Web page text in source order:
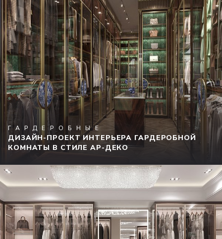
ГАРДЕРОБНЫЕ
ДИЗАЙН-ПРОЕКТ ИНТЕРЬЕРА ГАРДЕРОБНОЙ
КОМНАТЫ В СТИЛЕ АР-ДЕКО